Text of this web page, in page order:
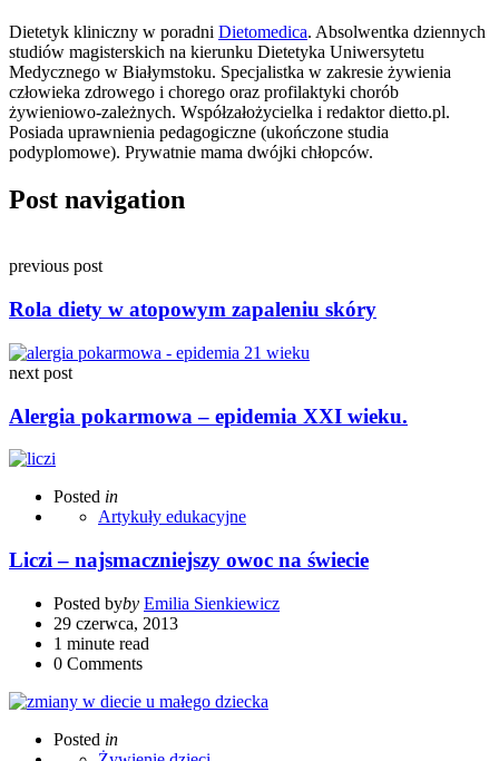
Dietetyk kliniczny w poradni Dietomedica. Absolwentka dziennych
studiów magisterskich na kierunku Dietetyka Uniwersytetu
Medycznego w Białymstoku. Specjalistka w zakresie żywienia
człowieka zdrowego i chorego oraz profilaktyki chorób
żywieniowo-zależnych. Współzałożycielka i redaktor dietto.pl.
Posiada uprawnienia pedagogiczne (ukończone studia
podyplomowe). Prywatnie mama dwójki chłopców.
Post navigation
previous post
Rola diety w atopowym zapaleniu skóry
next post
Alergia pokarmowa – epidemia XXI wieku.
Posted in
Artykuły edukacyjne
Liczi – najsmaczniejszy owoc na świecie
Posted byby Emilia Sienkiewicz
29 czerwca, 2013
1 minute read
0 Comments
Posted in